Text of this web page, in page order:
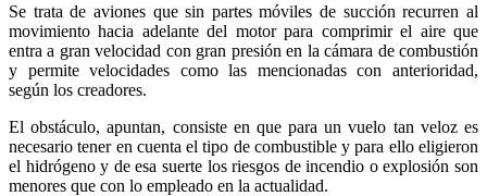
Se trata de aviones que sin partes móviles de succión recurren al
movimiento hacia adelante del motor para comprimir el aire que
entra a gran velocidad con gran presión en la cámara de combustión
y permite velocidades como las mencionadas con anterioridad,
según los creadores.
El obstáculo, apuntan, consiste en que para un vuelo tan veloz es
necesario tener en cuenta el tipo de combustible y para ello eligieron
el hidrógeno y de esa suerte los riesgos de incendio o explosión son
menores que con lo empleado en la actualidad.